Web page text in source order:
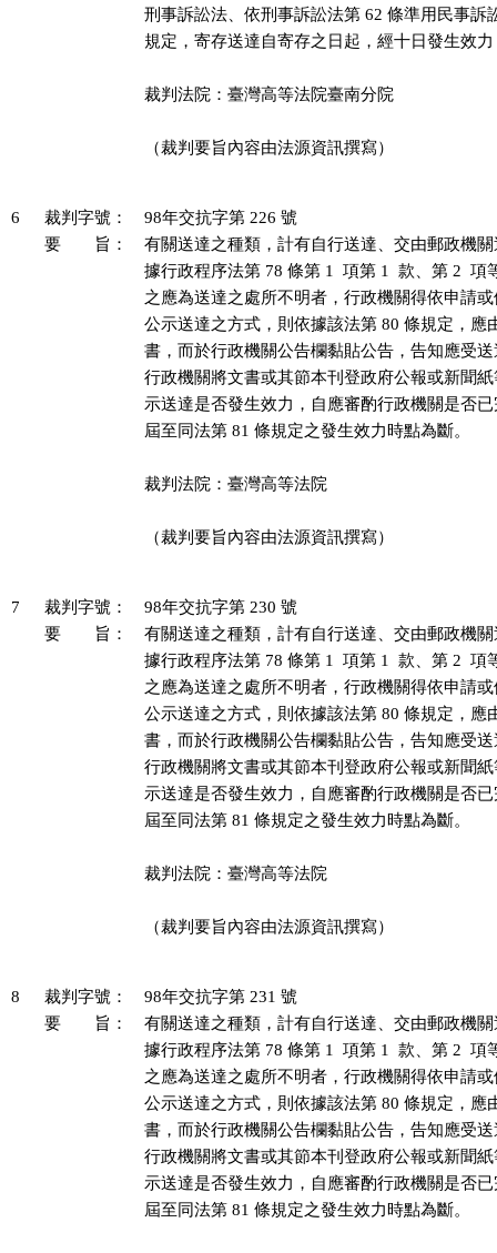
刑事訴訟法、依刑事訴訟法第 62 條準用民事訴
規定，寄存送達自寄存之日起，經十日發生效
裁判法院：臺灣高等法院臺南分院
（裁判要旨內容由法源資訊撰寫）
6 裁判字號：
98年交抗字第 226 號
要 旨：
有關送達之種類，計有自行送達、交由郵政機
據行政程序法第 78 條第 1  項第 1  款、第 2  項
之應為送達之處所不明者，行政機關得依申請
公示送達之方式，則依據該法第 80 條規定，應
書，而於行政機關公告欄黏貼公告，告知應受
行政機關將文書或其節本刊登政府公報或新聞
示送達是否發生效力，自應審酌行政機關是否
屆至同法第 81 條規定之發生效力時點為斷。
裁判法院：臺灣高等法院
（裁判要旨內容由法源資訊撰寫）
7 裁判字號：
98年交抗字第 230 號
要 旨：
有關送達之種類，計有自行送達、交由郵政機
據行政程序法第 78 條第 1  項第 1  款、第 2  項
之應為送達之處所不明者，行政機關得依申請
公示送達之方式，則依據該法第 80 條規定，應
書，而於行政機關公告欄黏貼公告，告知應受
行政機關將文書或其節本刊登政府公報或新聞
示送達是否發生效力，自應審酌行政機關是否
屆至同法第 81 條規定之發生效力時點為斷。
裁判法院：臺灣高等法院
（裁判要旨內容由法源資訊撰寫）
8 裁判字號：
98年交抗字第 231 號
要 旨：
有關送達之種類，計有自行送達、交由郵政機
據行政程序法第 78 條第 1  項第 1  款、第 2  項
之應為送達之處所不明者，行政機關得依申請
公示送達之方式，則依據該法第 80 條規定，應
書，而於行政機關公告欄黏貼公告，告知應受
行政機關將文書或其節本刊登政府公報或新聞
示送達是否發生效力，自應審酌行政機關是否
屆至同法第 81 條規定之發生效力時點為斷。